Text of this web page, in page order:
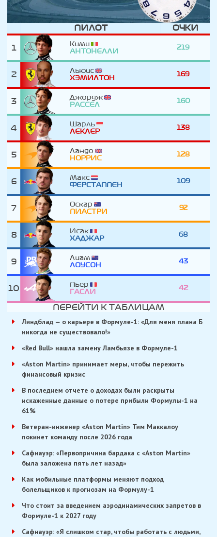
ПИЛОТ ОЧКИ
1
Кими
АНТОНЕЛЛИ
219
2
Льюис
ХЭМИЛТОН
169
3
Джордж
РАССЕЛ
160
4
Шарль
ЛЕКЛЕР
138
5
Ландо
НОРРИС
128
6
Макс
ФЕРСТАППЕН
109
7
Оскар
ПИАСТРИ
92
8
Исак
ХАДЖАР
68
9
Лиам
ЛОУСОН
43
10
Пьер
ГАСЛИ
42
ПЕРЕЙТИ К ТАБЛИЦАМ
Линдблад — о карьере в Формуле-1: «Для меня плана Б
никогда не существовало!»
«Red Bull» нашла замену Ламбьязе в Формуле-1
«Aston Martin» принимает меры, чтобы пережить
финансовый кризис
В последнем отчете о доходах были раскрыты
искаженные данные о потере прибыли Формулы-1 на
61%
Ветеран-инженер «Aston Martin» Тим Маккалоу
покинет команду после 2026 года
Сафнауэр: «Первопричина бардака с «Aston Martin»
была заложена пять лет назад»
Как мобильные платформы меняют подход
болельщиков к прогнозам на Формулу-1
Что стоит за введением аэродинамических запретов в
Формуле-1 к 2027 году
Сафнауэр: «Я слишком стар, чтобы работать с людьми,